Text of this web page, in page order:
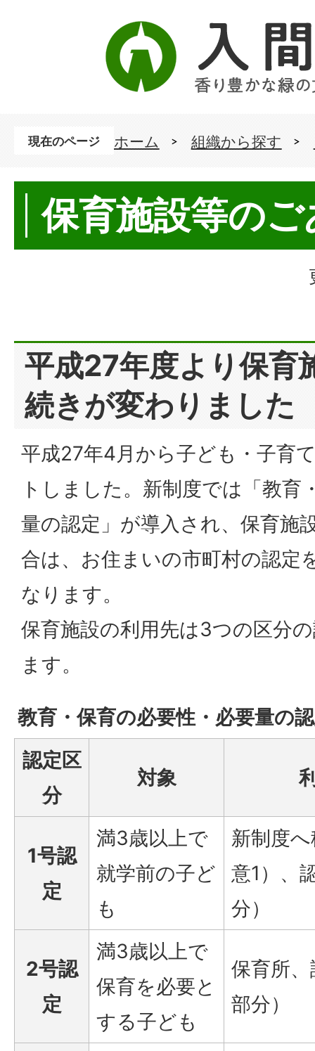
現在のページ ホーム 組織から探す
保育施設等の
平成27年度より保育
続きが変わりました
平成27年4月から子ども・子育
トしました。新制度では「教育
量の認定」が導入され、保育施
合は、お住まいの市町村の認定
なります。
保育施設の利用先は3つの区分
ます。
教育・保育の必要性・必要量の
認定区
分
対象
1号認
定
満3歳以上で
就学前の子ど
も
新制度
意1）、
分）
2号認
定
満3歳以上で
保育を必要と
する子ども
保育所
部分）